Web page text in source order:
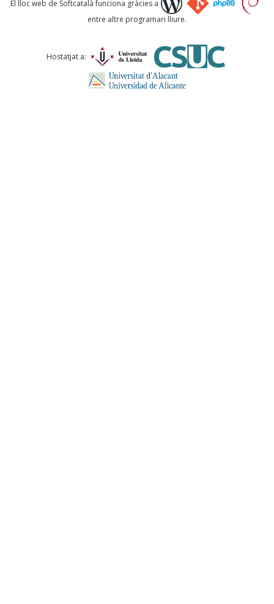
Comentari *
El lloc web de Softcatalà funciona gràcies a
entre altre programari lliure.
Hostatjat a: